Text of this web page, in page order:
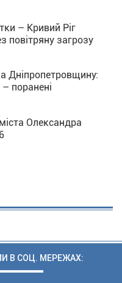
– Кривий Ріг
повітряну загрозу
Дніпропетровщину:
поранені
Олександра
В СОЦ. МЕРЕЖАХ: